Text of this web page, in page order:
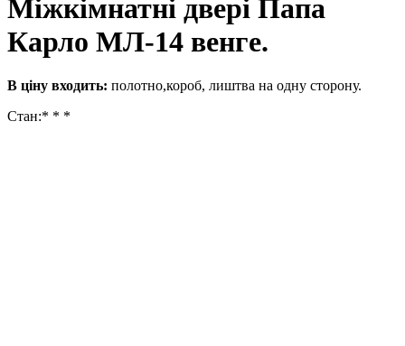
Міжкімнатні двері Папа
Карло МЛ-14 венге.
В ціну входить: полотно,короб, лиштва на одну сторону.
Стан:* * *